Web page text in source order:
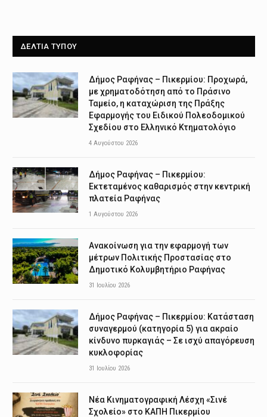
ΔΕΛΤΙΑ ΤΥΠΟΥ
Δήμος Ραφήνας – Πικερμίου: Προχωρά,
με χρηματοδότηση από το Πράσινο
Ταμείο, η καταχώριση της Πράξης
Εφαρμογής του Ειδικού Πολεοδομικού
Σχεδίου στο Ελληνικό Κτηματολόγιο
4 Αυγούστου 2026
Δήμος Ραφήνας – Πικερμίου:
Εκτεταμένος καθαρισμός στην κεντρική
πλατεία Ραφήνας
1 Αυγούστου 2026
Ανακοίνωση για την εφαρμογή των
μέτρων Πολιτικής Προστασίας στο
Δημοτικό Κολυμβητήριο Ραφήνας
31 Ιουλίου 2026
Δήμος Ραφήνας – Πικερμίου: Κατάσταση
συναγερμού (κατηγορία 5) για ακραίο
κίνδυνο πυρκαγιάς – Σε ισχύ απαγόρευση
κυκλοφορίας
31 Ιουλίου 2026
Νέα Κινηματογραφική Λέσχη «Σινέ
Σχολείο» στο ΚΑΠΗ Πικερμίου